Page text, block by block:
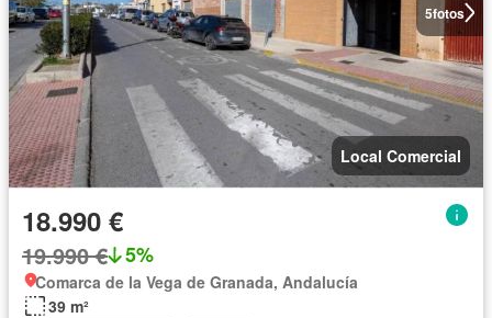
5fotos
Local Comercial
18.990 €
19.990 € 5%
Comarca de la Vega de Granada, Andalucía
39 m²